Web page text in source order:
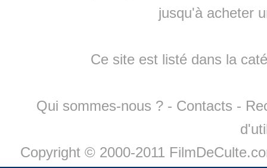
jusqu'à acheter
Ce site est listé dans la
Qui sommes-nous ? - Contacts -
Copyright © 2000-2011